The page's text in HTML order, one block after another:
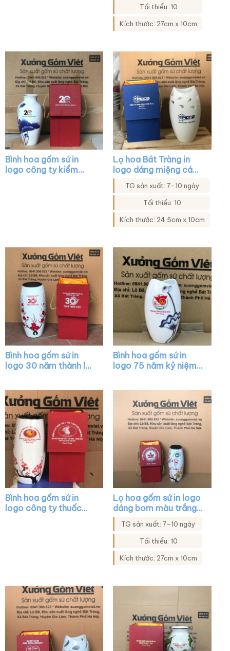
Tối thiểu: 10
Kích thước: 27cm x 10cm
Bình hoa gốm sứ in
logo công ty kiểm
Lọ hoa Bát Tràng in
logo dáng miệng cá
khoét màu trắng XG-
LH42TG sản xuất: 7-10 ngày
Tối thiểu: 10
Kích thước: 24.5cm x 10cm
Bình hoa gốm sứ in
logo 30 năm thành lập
XG-LH05
Bình hoa gốm sứ in
logo 75 năm kỷ niệm
vẽ sen xanh viền kim
XG-LH08
Bình hoa gốm sứ in
logo công ty thuốc
Lọ hoa gốm sứ in logo
dáng bom màu trắng
họa tiết mai đào XG-
LH39
TG sản xuất: 7-10 ngày
Tối thiểu: 10
Kích thước: 27cm x 10cm